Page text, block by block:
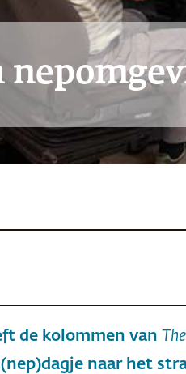
de kolommen van
naar het